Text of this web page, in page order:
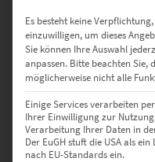
Es besteht keine
einzuwilligen, um dieses
Sie können Ihre Auswahl
anpassen. Bitte beachten Sie,
möglicherweise nicht alle
Einige Services verarbeiten
Ihrer Einwilligung zur
Verarbeitung Ihrer Daten in
Der EuGH stuft die USA als
nach EU-Standards ein.